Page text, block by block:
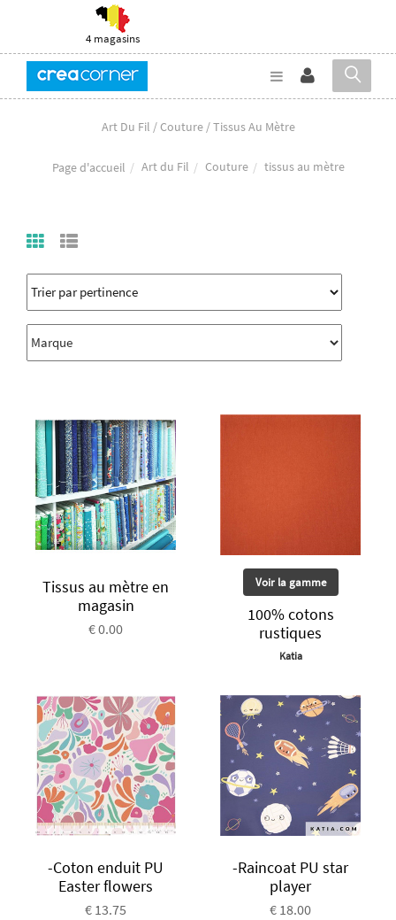
4 magasins
Art Du Fil / Couture / Tissus Au Mètre
Page d'accueil Art du Fil Couture tissus au mètre
Tissus au mètre en
magasin
€ 0.00
Voir la gamme
100% cotons
rustiques
Katia
-Coton enduit PU
Easter flowers
€ 13.75
-Raincoat PU star
player
€ 18.00